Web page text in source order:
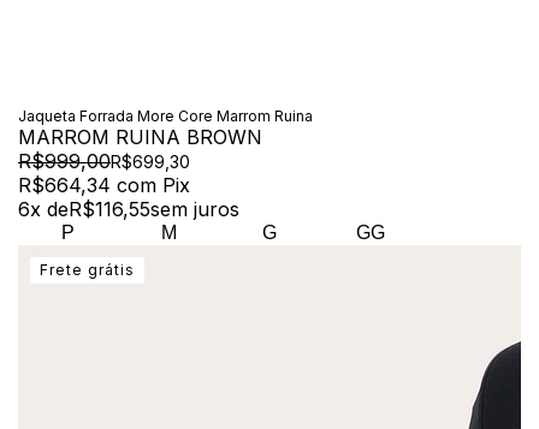
Jaqueta Forrada More Core Marrom Ruina
MARROM RUINA BROWN
R$999,00R$699,30
R$664,34 com Pix
6x deR$116,55sem juros
P M G GG
Frete grátis